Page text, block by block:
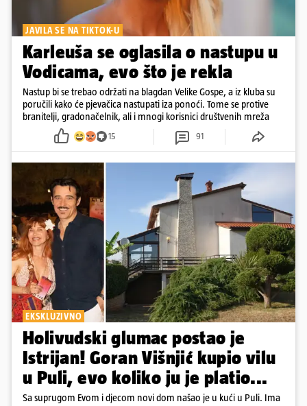
JAVILA SE NA TIKTOK-U
Karleuša se oglasila o nastupu u
Vodicama, evo što je rekla
Nastup bi se trebao održati na blagdan Velike Gospe, a iz kluba su
poručili kako će pjevačica nastupati iza ponoći. Tome se protive
branitelji, gradonačelnik, ali i mnogi korisnici društvenih mreža
15 91
EKSKLUZIVNO
Holivudski glumac postao je
Istrijan! Goran Višnjić kupio vilu
u Puli, evo koliko ju je platio...
Sa suprugom Evom i djecom novi dom našao je u kući u Puli. Ima